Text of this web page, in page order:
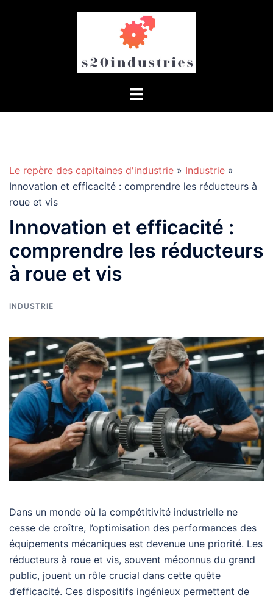
Le repère des capitaines d'industrie » Industrie »
Innovation et efficacité : comprendre les réducteurs à
roue et vis
Innovation et efficacité :
comprendre les réducteurs
à roue et vis
INDUSTRIE
Dans un monde où la compétitivité industrielle ne
cesse de croître, l’optimisation des performances des
équipements mécaniques est devenue une priorité. Les
réducteurs à roue et vis, souvent méconnus du grand
public, jouent un rôle crucial dans cette quête
d’efficacité. Ces dispositifs ingénieux permettent de